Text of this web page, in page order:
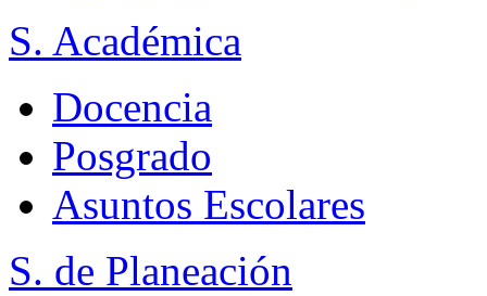
S. Académica
Docencia
Posgrado
Asuntos Escolares
S. de Planeación